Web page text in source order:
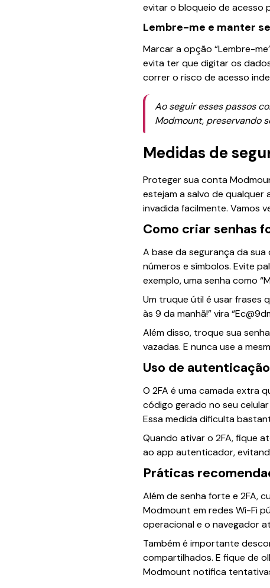
evitar o bloqueio de acesso
Lembre-me e manter
Marcar a opção “Lembre-
evita ter que digitar os
correr o risco de acesso
Ao seguir esses passos
Modmount, preservando
Medidas de
Proteger sua conta
estejam a salvo de
invadida facilmente. Vamos
Como criar senhas
A base da segurança da sua
números e símbolos. Evite
exemplo, uma senha como
Um truque útil é usar frases
às 9 da manhã!” vira
Além disso, troque sua
vazadas. E nunca use a
Uso de
O 2FA é uma camada extra
código gerado no seu
Essa medida dificulta
Quando ativar o 2FA, fique
ao app autenticador,
Práticas
Além de senha forte e 2FA,
Modmount em redes Wi-Fi
operacional e o navegador
Também é importante
compartilhados. E fique de
Modmount notifica